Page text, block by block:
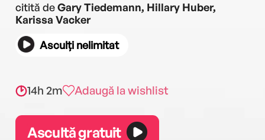
citită deGary Tiedemann, Hillary Huber,
Karissa Vacker
Asculți nelimitat
14h 2m Adaugă la wishlist
Ascultă gratuit